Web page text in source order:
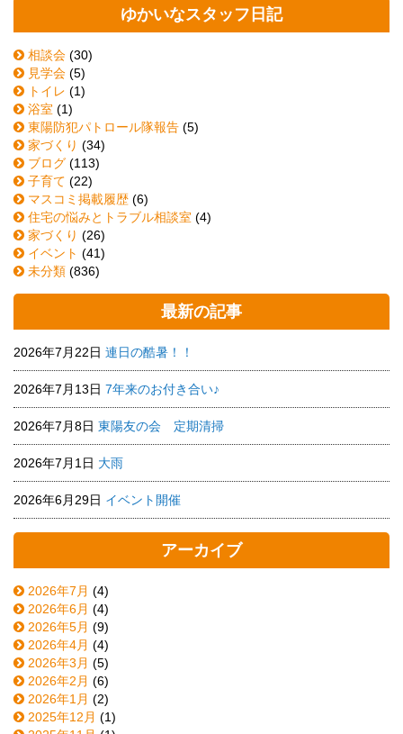
ゆかいなスタッフ日記
相談会 (30)
見学会 (5)
トイレ (1)
浴室 (1)
東陽防犯パトロール隊報告 (5)
家づくり (34)
ブログ (113)
子育て (22)
マスコミ掲載履歴 (6)
住宅の悩みとトラブル相談室 (4)
家づくり (26)
イベント (41)
未分類 (836)
最新の記事
2026年7月22日 連日の酷暑！！
2026年7月13日 7年来のお付き合い♪
2026年7月8日 東陽友の会 定期清掃
2026年7月1日 大雨
2026年6月29日 イベント開催
アーカイブ
2026年7月 (4)
2026年6月 (4)
2026年5月 (9)
2026年4月 (4)
2026年3月 (5)
2026年2月 (6)
2026年1月 (2)
2025年12月 (1)